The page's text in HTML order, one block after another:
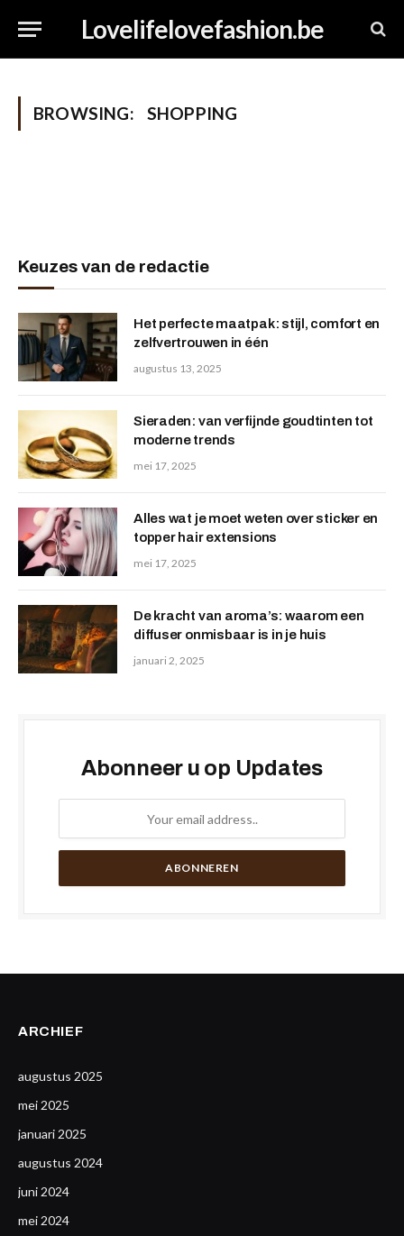
Lovelifelovefashion.be
BROWSING: SHOPPING
Keuzes van de redactie
Het perfecte maatpak: stijl, comfort en
zelfvertrouwen in één
augustus 13, 2025
Sieraden: van verfijnde goudtinten tot
moderne trends
mei 17, 2025
Alles wat je moet weten over sticker en
topper hair extensions
mei 17, 2025
De kracht van aroma’s: waarom een
diffuser onmisbaar is in je huis
januari 2, 2025
Abonneer u op Updates
ARCHIEF
augustus 2025
mei 2025
januari 2025
augustus 2024
juni 2024
mei 2024